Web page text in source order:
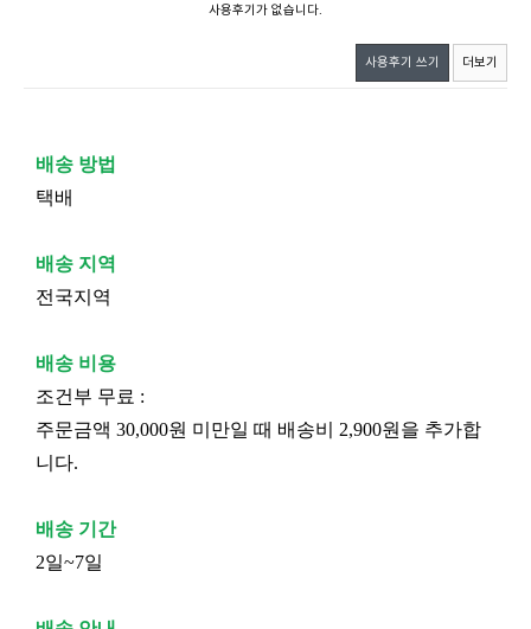
사용후기가 없습니다.
사용후기 쓰기 더보기
배송 방법
택배
배송 지역
전국지역
배송 비용
조건부 무료 :
주문금액 30,000원 미만일 때 배송비 2,900원을 추가합
니다.
배송 기간
2일~7일